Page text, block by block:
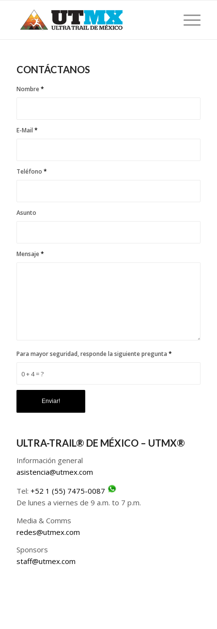
CONTÁCTANOS
Nombre*
E-Mail *
Teléfono *
Asunto
Mensaje*
0 + 4 = ?
Para mayor seguridad, responde la siguiente pregunta *
ULTRA-TRAIL® DE MÉXICO – UTMX®
Información general
asistencia@utmex.com
Tel: +52 1 (55) 7475-0087
De lunes a viernes de 9 a.m. to 7 p.m.
Media & Comms
redes@utmex.com
Sponsors
staff@utmex.com